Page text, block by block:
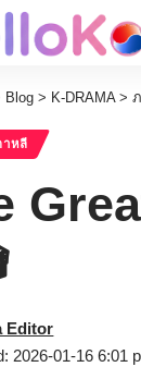
Blog > K-DRAMA>
าหลี
2026-01-16 6:01
Editor